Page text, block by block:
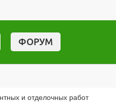
ФОРУМ
и отделочных работ